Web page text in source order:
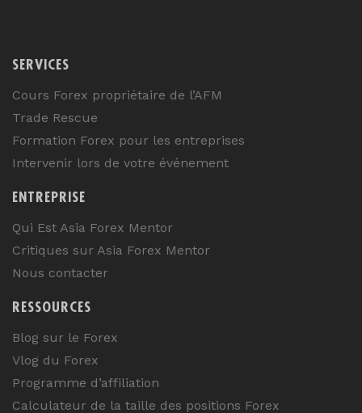
SERVICES
Cours Forex propriétaire de l’AFM
Trade Rescue
Formation Forex pour les entreprises
Intervenir lors de votre événement
ENTREPRISE
Qui Est Asia Forex Mentor
Critiques sur Asia Forex Mentor
Nous contacter
RESSOURCES
Blog sur le Forex
Vlog du Forex
Programme d’affiliation
Calculateur de la taille des positions Forex